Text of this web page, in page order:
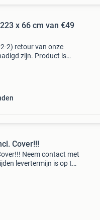
x 66 cm van €49
2) retour van onze
zijn. Product is
Cover!!!
Neem contact met
levertermijn is op te